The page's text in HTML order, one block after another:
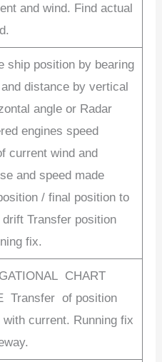
and wind. Find actual
ship position by bearing
distance by vertical
angle or Radar
engines speed
current wind and
and speed made
/ final position to
Transfer position
fix.
CHART
Transfer of position
current. Running fix